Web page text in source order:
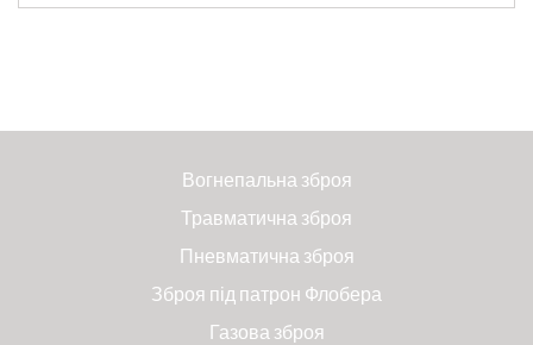
Вогнепальна зброя
Травматична зброя
Пневматична зброя
Зброя під патрон Флобера
Газова зброя